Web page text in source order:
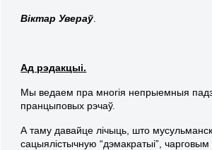
Віктар Увераў.
Ад рэдакцыі.
Мы ведаем пра многія непрыемныя
пранцыповых рэчаў.
А таму давайце лічыць, што
сацыялістычную “дэмакратыі”,